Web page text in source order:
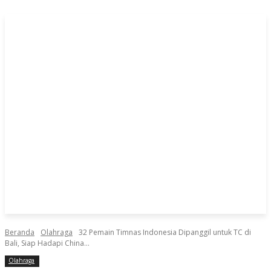
Beranda Olahraga
32 Pemain Timnas Indonesia Dipanggil untuk TC di
Bali, Siap Hadapi China...
Olahraga